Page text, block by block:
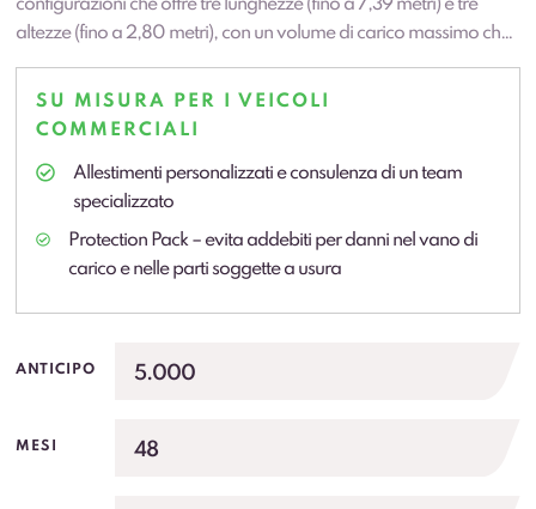
configurazioni che offre tre lunghezze (fino a 7,39 metri) e tre
altezze (fino a 2,80 metri), con un volume di carico massimo che
SU MISURA PER I VEICOLI
COMMERCIALI
Allestimenti personalizzati e consulenza di un team
specializzato
Protection Pack – evita addebiti per danni nel vano di
carico e nelle parti soggette a usura
ANTICIPO 5.000
MESI 48